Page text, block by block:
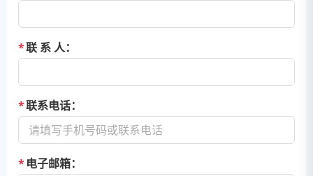
*联 系 人：
*联系电话：
*电子邮箱：